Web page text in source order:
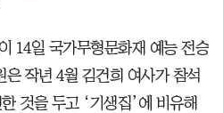
14일 국가무형문화재 예능 전승
작년 4월 김건희 여사가 참석
것을 두고 ‘기생집’에 비유해